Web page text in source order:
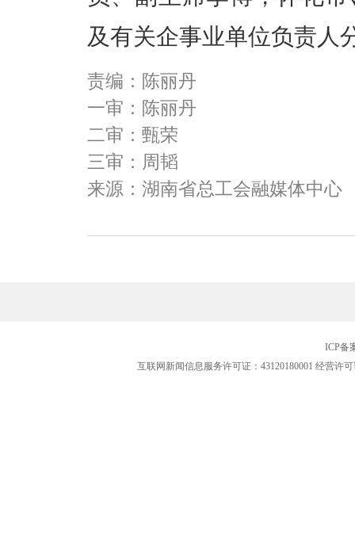
及有关企事业单位负责人
责编：陈丽丹
一审：陈丽丹
二审：甄荣
三审：周韬
来源：湖南省总工会融媒体中心
ICP备
互联网新闻信息服务许可证：43120180001 经营许可